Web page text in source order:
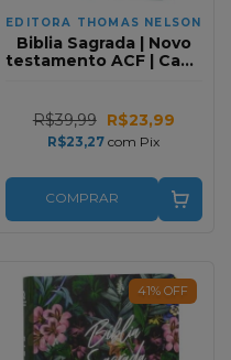
EDITORA THOMAS NELSON
Biblia Sagrada | Novo
testamento ACF | Capa
R$39,99 R$23,99
R$23,27com Pix
COMPRAR
41% OFF